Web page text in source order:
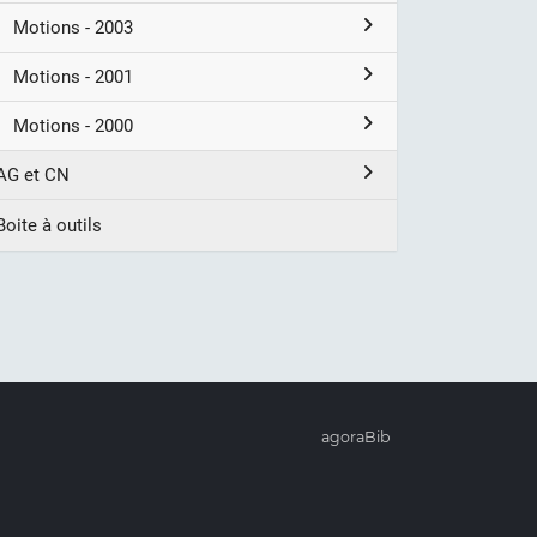
Motions - 2003
Motions - 2001
Motions - 2000
et CN
à outils
agoraBib